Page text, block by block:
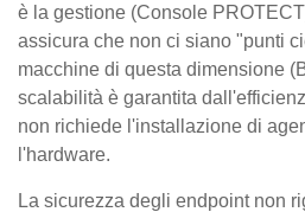
è la gestione (Console
assicura che non ci siano "punti
macchine di questa dimensione
scalabilità è garantita
non richiede l'installazione di
l'hardware.
La sicurezza degli endpoint non